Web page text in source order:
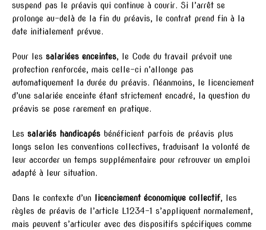
suspend pas le préavis qui continue à courir. Si l’arrêt se
prolonge au-delà de la fin du préavis, le contrat prend fin à la
date initialement prévue.
Pour les salariées enceintes, le Code du travail prévoit une
protection renforcée, mais celle-ci n’allonge pas
automatiquement la durée du préavis. Néanmoins, le licenciement
d’une salariée enceinte étant strictement encadré, la question du
préavis se pose rarement en pratique.
Les salariés handicapés bénéficient parfois de préavis plus
longs selon les conventions collectives, traduisant la volonté de
leur accorder un temps supplémentaire pour retrouver un emploi
adapté à leur situation.
Dans le contexte d’un licenciement économique collectif, les
règles de préavis de l’article L1234-1 s’appliquent normalement,
mais peuvent s’articuler avec des dispositifs spécifiques comme